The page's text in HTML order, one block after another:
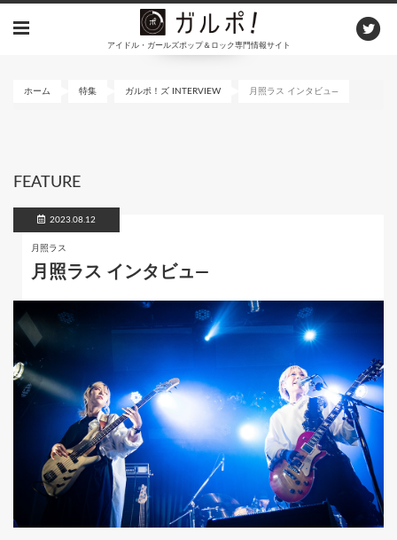
アイドル・ガールズポップ＆ロック専門情報サイト
ホーム 特集 ガルポ！ズ INTERVIEW 月照ラス インタビュ―
FEATURE
2023.08.12
月照ラス
月照ラス インタビュ―